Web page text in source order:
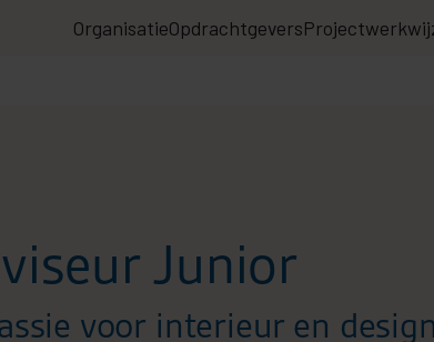
OrganisatieOpdrachtgevers
Junior
voor interieur en design